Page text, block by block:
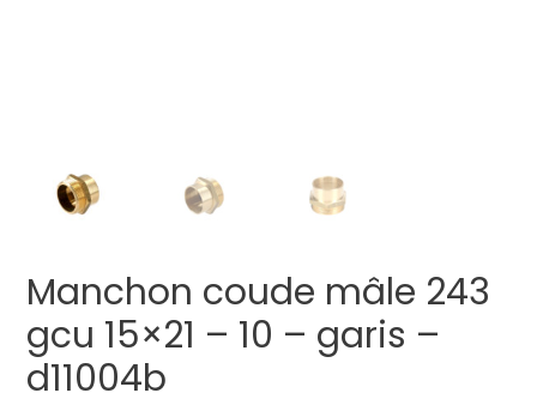
Manchon coude mâle 243
gcu 15×21 – 10 – garis –
d11004b